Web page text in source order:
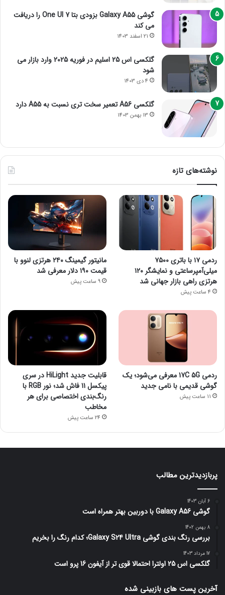
گوشی Galaxy A55 بزودی بتا One UI 7 را دریافت
می کند
21 اسفند 1403
گلکسی اس 25 اسلیم در فوریه 2025 وارد بازار می
شود
4 دی 1403
گلکسی A56 تعمیر سخت تری نسبت به A55 دارد
13 بهمن 1403
نوشته‌های تازه
ردمی ۱۷ با باتری ۷۵۰۰
میلی‌آمپرساعتی و نمایشگر ۱۲۰
هرتزی راهی بازار جهانی شد
4 ساعت پیش
مانیتور گیمینگ ۲۴۰ هرتزی لنوو با
قیمت ۱۹۰ دلار معرفی شد
9 ساعت پیش
ردمی 17C 5G معرفی می‌شود؛ یک
گوشی قدیمی با نامی جدید
11 ساعت پیش
قابلیت جدید HiLight در سری
پیکسل 11 فاش شد؛ نور RGB با
رنگ‌بندی اختصاصی برای هر
مخاطب
24 ساعت پیش
پربازدیدترین مطالب
6 آبان 1403
گوشی Galaxy A56 با دوربین بهتر همراه است
8 بهمن 1402
بررسی رنگ بندی گوشی Galaxy S24 Ultra؛ کدام رنگ را بخریم
17 مرداد 1403
گلکسی اس 25 اولترا احتمالا قوی تر از آیفون 16 پرو است
آخرین پست های بازبینی شده